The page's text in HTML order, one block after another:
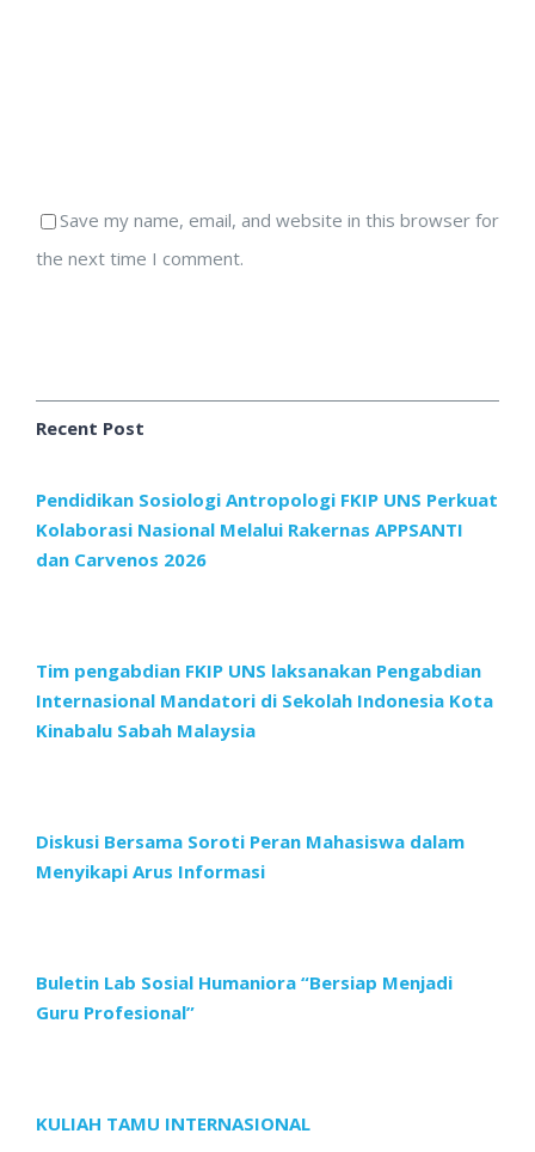
Save my name, email, and website in this browser for
the next time I comment.
Recent Post
Pendidikan Sosiologi Antropologi FKIP UNS Perkuat
Kolaborasi Nasional Melalui Rakernas APPSANTI
dan Carvenos 2026
Tim pengabdian FKIP UNS laksanakan Pengabdian
Internasional Mandatori di Sekolah Indonesia Kota
Kinabalu Sabah Malaysia
Diskusi Bersama Soroti Peran Mahasiswa dalam
Menyikapi Arus Informasi
Buletin Lab Sosial Humaniora “Bersiap Menjadi
Guru Profesional”
KULIAH TAMU INTERNASIONAL